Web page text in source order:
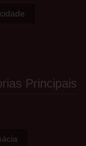
Principais